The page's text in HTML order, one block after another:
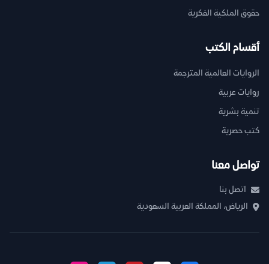
حقوق الملكية الفكرية
أقسام الكتب
الروايات العالمية المترجمة
روايات عربية
تنمية بشرية
كتب حصرية
تواصل معنا
اتصل بنا
الرياض، المملكة العربية السعودية